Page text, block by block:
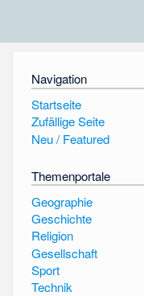
Navigation
Startseite
Zufällige Seite
Neu / Featured
Themenportale
Geographie
Geschichte
Religion
Gesellschaft
Sport
Technik